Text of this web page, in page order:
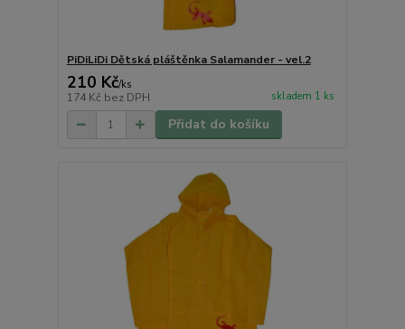
PiDiLiDi Dětská pláštěnka Salamander - vel.2
210 Kč/ks
174 Kč bez DPH skladem 1 ks
Přidat do košíku